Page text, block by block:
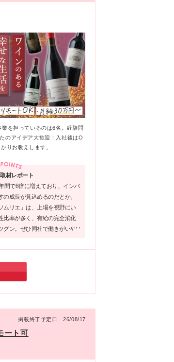
業を担っているのは6名。経験問
のアイデア大歓迎！入社後はO
りお教えします。
材レポート
間で8倍に増えており、インバ
成長が見込めるのだとか。
ムリエ」は、上場を視野にい
比率が多く、有給の完全消化
グン。ぜひ同社で働きがいや
掲載終了予定日 26/08/17
ート可